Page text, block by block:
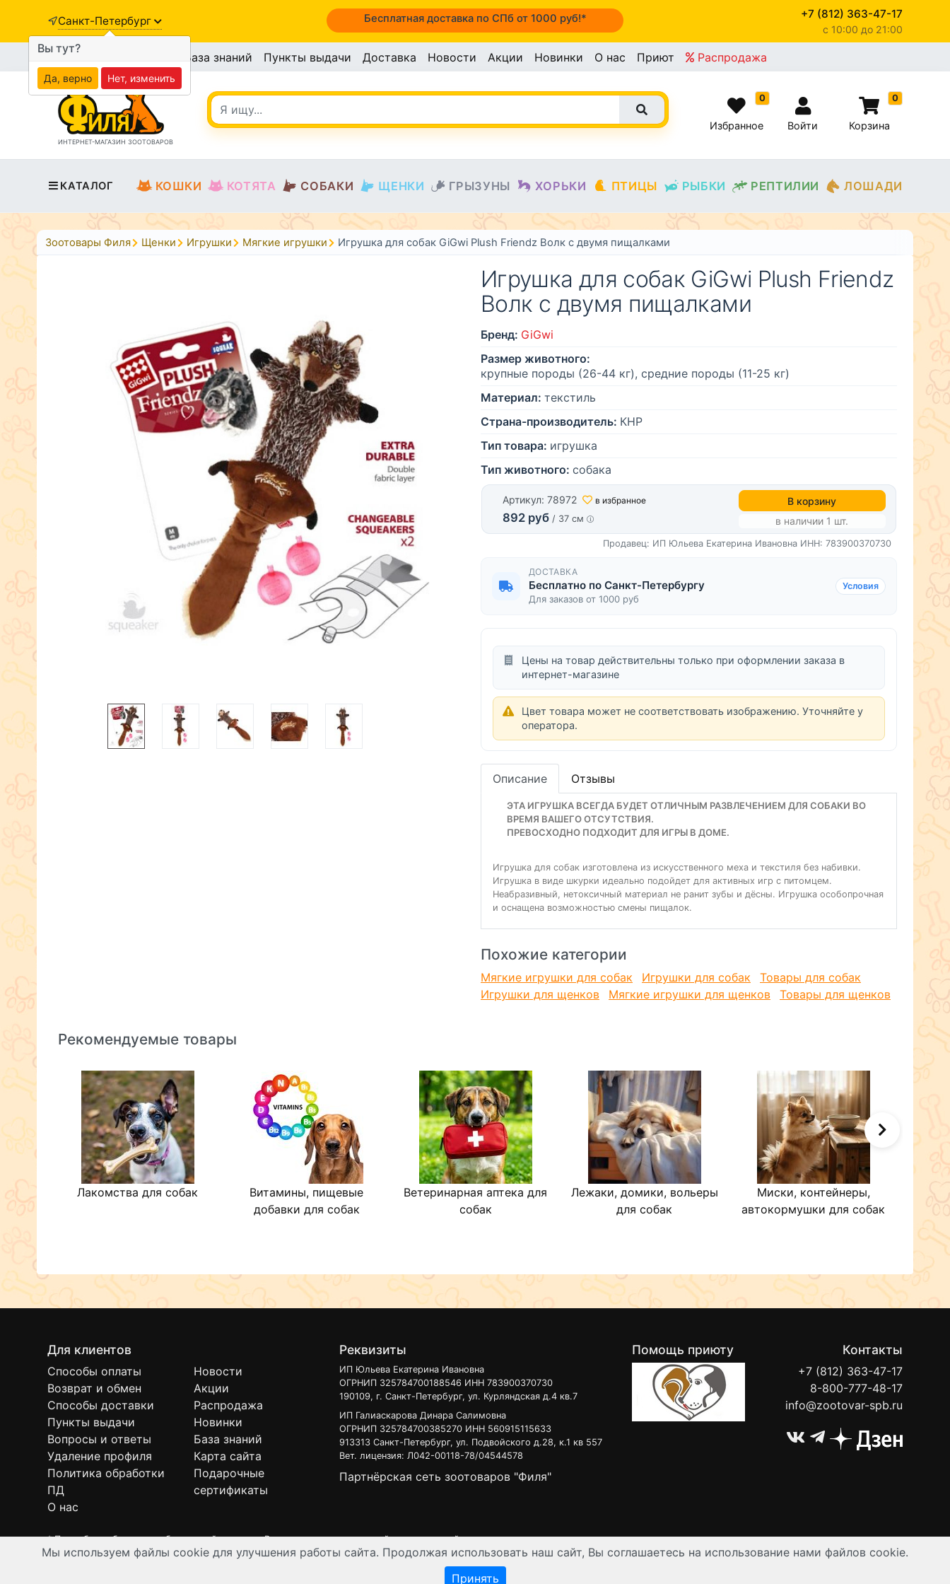
Санкт-Петербург Бесплатная доставка по СПб от 1000 руб!* +7 (812) 363-47-17
c 10:00 до 21:00
База знаний Пункты выдачи Доставка Новости Акции Новинки О нас Приют Распродажа
ИНТЕРНЕТ-МАГАЗИН ЗООТОВАРОВ
0
Избранное Войти
0
Корзина
КАТАЛОГ КОШКИ КОТЯТА СОБАКИ ЩЕНКИ ГРЫЗУНЫ ХОРЬКИ ПТИЦЫ РЫБКИ РЕПТИЛИИ ЛОШАДИ
Зоотовары Филя Щенки Игрушки Мягкие игрушки Игрушка для собак GiGwi Plush Friendz Волк с двумя пищалками
Игрушка для собак GiGwi Plush Friendz
Волк с двумя пищалками
Бренд: GiGwi
Размер животного:
крупные породы (26-44 кг), средние породы (11-25 кг)
Материал: текстиль
Страна-производитель: КНР
Тип товара: игрушка
Тип животного: собака
Артикул: 78972 в избранное
892 руб / 37 см
В корзину
в наличии 1 шт.
Продавец: ИП Юльева Екатерина Ивановна ИНН: 783900370730
ДОСТАВКА
Бесплатно по Санкт-Петербургу
Для заказов от 1000 руб
Условия
Цены на товар действительны только при оформлении заказа в
интернет-магазине
Цвет товара может не соответствовать изображению. Уточняйте у
оператора.
Описание Отзывы
ЭТА ИГРУШКА ВСЕГДА БУДЕТ ОТЛИЧНЫМ РАЗВЛЕЧЕНИЕМ ДЛЯ СОБАКИ ВО
ВРЕМЯ ВАШЕГО ОТСУТСТВИЯ.
ПРЕВОСХОДНО ПОДХОДИТ ДЛЯ ИГРЫ В ДОМЕ.
Игрушка для собак изготовлена из искусственного меха и текстиля без набивки.
Игрушка в виде шкурки идеально подойдет для активных игр с питомцем.
Неабразивный, нетоксичный материал не ранит зубы и дёсны. Игрушка особопрочная
и оснащена возможностью смены пищалок.
Похожие категории
Мягкие игрушки для собак Игрушки для собак
Товары для собак
Игрушки для щенков
Мягкие игрушки для щенков Товары для щенков
Рекомендуемые товары
Лакомства для собак
Витамины, пищевые
добавки для собак
Ветеринарная аптека для
собак
Лежаки, домики, вольеры
для собак
Миски, контейнеры,
автокормушки для собак
Для клиентов
Способы оплаты
Возврат и обмен
Способы доставки
Пункты выдачи
Вопросы и ответы
Удаление профиля
Политика обработки
ПД
О нас
Новости
Акции
Распродажа
Новинки
База знаний
Карта сайта
Подарочные
сертификаты
Реквизиты
ИП Юльева Екатерина Ивановна
ОГРНИП 325784700188546 ИНН 783900370730
190109, г. Санкт-Петербург, ул. Курляндская д.4 кв.7
ИП Галиаскарова Динара Салимовна
ОГРНИП 325784700385270 ИНН 560915115633
913313 Санкт-Петербург, ул. Подвойского д.28, к.1 кв 557
Вет. лицензия: Л042-00118-78/04544578
Партнёрская сеть зоотоваров "Филя"
Помощь приюту Контакты
+7 (812) 363-47-17
8-800-777-48-17
info@zootovar-spb.ru
* Подробнее об условиях бесплатной доставки Вы можете узнать на нашейинтерактивной карте.
Интернет-зоомагазин "Филя". Контент на сайте предназначен для лиц старше 16 лет. Все данные представленные на сайте регулируются публичной офертой.
Мы используем файлы cookie для улучшения работы сайта. Продолжая использовать наш сайт, Вы соглашаетесь на использование нами файлов cookie.
Принять
Вы тут?
Да, верно Нет, изменить